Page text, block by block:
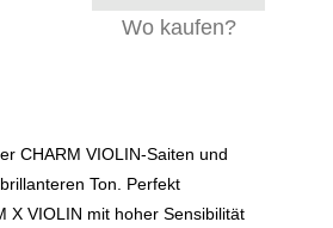
Wo kaufen?
CHARM VIOLIN-Saiten und
Ton. Perfekt
X VIOLIN mit hoher Sensibilität